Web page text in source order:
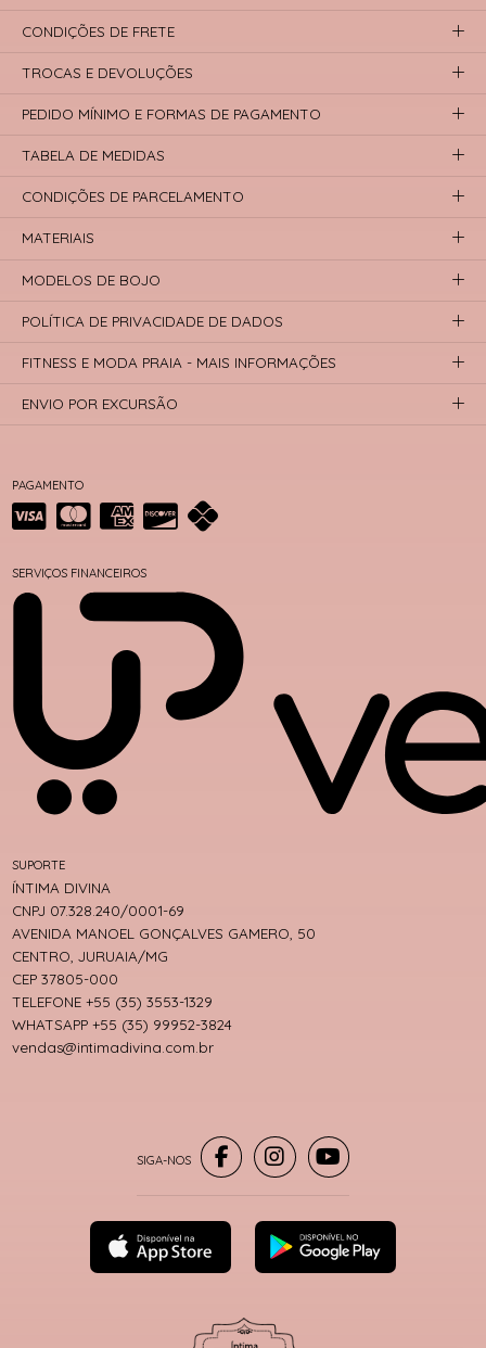
PAGAMENTO
SERVIÇOS FINANCEIROS
SUPORTE
ÍNTIMA DIVINA
CNPJ 07.328.240/0001-69
AVENIDA MANOEL GONÇALVES GAMERO, 50
CENTRO, JURUAIA/MG
CEP 37805-000
TELEFONE +55 (35) 3553-1329
WHATSAPP +55 (35) 99952-3824
vendas@intimadivina.com.br
CONDIÇÕES DE FRETE
TROCAS E DEVOLUÇÕES
PEDIDO MÍNIMO E FORMAS DE PAGAMENTO
TABELA DE MEDIDAS
CONDIÇÕES DE PARCELAMENTO
MATERIAIS
MODELOS DE BOJO
POLÍTICA DE PRIVACIDADE DE DADOS
FITNESS E MODA PRAIA - MAIS INFORMAÇÕES
ENVIO POR EXCURSÃO